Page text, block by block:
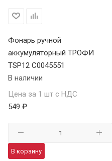
Фонарь ручной
аккумуляторный ТРОФИ
TSP12 C0045551
В наличии
Цена за 1 шт с НДС
549 ₽
В корзину